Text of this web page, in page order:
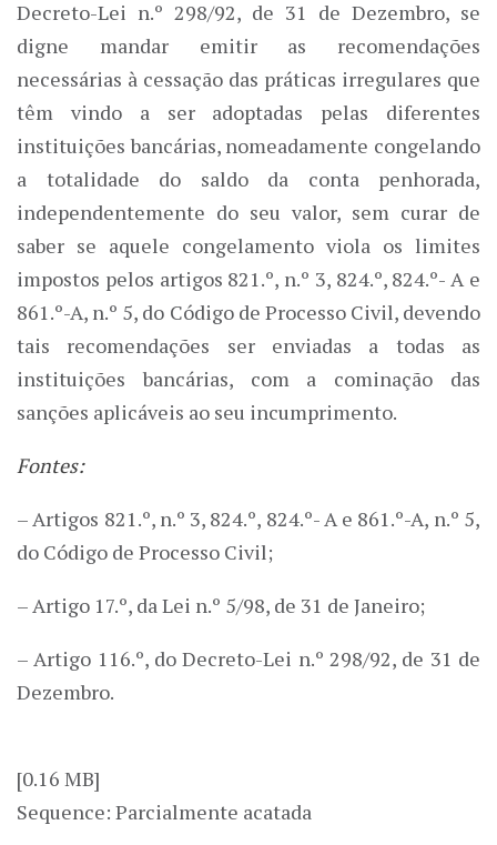
Decreto-Lei n.º 298/92, de 31 de Dezembro, se
digne mandar emitir as recomendações
necessárias à cessação das práticas irregulares que
têm vindo a ser adoptadas pelas diferentes
instituições bancárias, nomeadamente congelando
a totalidade do saldo da conta penhorada,
independentemente do seu valor, sem curar de
saber se aquele congelamento viola os limites
impostos pelos artigos 821.º, n.º 3, 824.º, 824.º- A e
861.º-A, n.º 5, do Código de Processo Civil, devendo
tais recomendações ser enviadas a todas as
instituições bancárias, com a cominação das
sanções aplicáveis ao seu incumprimento.
Fontes:
– Artigos 821.º, n.º 3, 824.º, 824.º- A e 861.º-A, n.º 5,
do Código de Processo Civil;
– Artigo 17.º, da Lei n.º 5/98, de 31 de Janeiro;
– Artigo 116.º, do Decreto-Lei n.º 298/92, de 31 de
Dezembro.
[0.16 MB]
Sequence: Parcialmente acatada